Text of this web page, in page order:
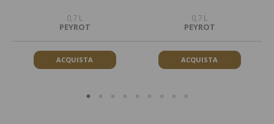
0,7 L
PEYROT
ACQUISTA
0,7 L
PEYROT
ACQUISTA